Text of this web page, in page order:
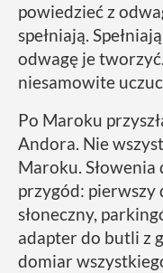
powiedzieć z
spełniają.
odwagę je
niesamowite
Po Maroku
Andora. Nie
Maroku.
przygód: pierwszy
słoneczny,
adapter do butli z
domiar